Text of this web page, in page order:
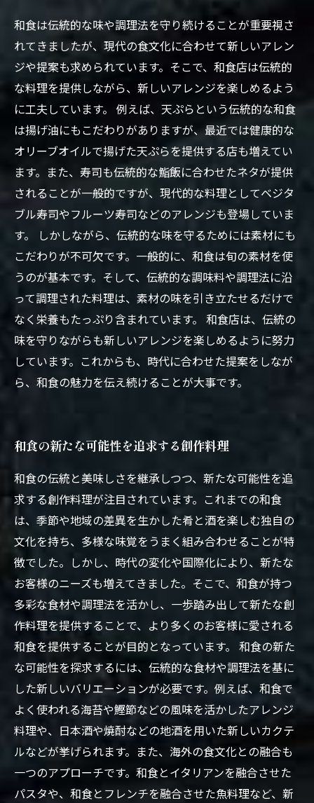
取り入れた創作料理
和食は伝統的な味や調理法を守り続けることが重要視さ
れてきましたが、現代の食文化に合わせて新しいアレン
ジや提案も求められています。そこで、和食店は伝統的
な料理を提供しながら、新しいアレンジを楽しめるよう
に工夫しています。 例えば、天ぷらという伝統的な和食
は揚げ油にもこだわりがありますが、最近では健康的な
オリーブオイルで揚げた天ぷらを提供する店も増えてい
ます。また、寿司も伝統的な鮨飯に合わせたネタが提供
されることが一般的ですが、現代的な料理としてベジタ
ブル寿司やフルーツ寿司などのアレンジも登場していま
す。 しかしながら、伝統的な味を守るためには素材にも
こだわりが不可欠です。一般的に、和食は旬の素材を使
うのが基本です。そして、伝統的な調味料や調理法に沿
って調理された料理は、素材の味を引き立たせるだけで
なく栄養もたっぷり含まれています。 和食店は、伝統の
味を守りながらも新しいアレンジを楽しめるように努力
しています。これからも、時代に合わせた提案をしなが
ら、和食の魅力を伝え続けることが大事です。
和食の新たな可能性を追求する創作料理
和食の伝統と美味しさを継承しつつ、新たな可能性を追
求する創作料理が注目されています。これまでの和食
は、季節や地域の差異を生かした肴と酒を楽しむ独自の
文化を持ち、多様な味覚をうまく組み合わせることが特
徴でした。しかし、時代の変化や国際化により、新たな
お客様のニーズも増えてきました。そこで、和食が持つ
多彩な食材や調理法を活かし、一歩踏み出して新たな創
作料理を提供することで、より多くのお客様に愛される
和食を提供することが目的となっています。 和食の新た
な可能性を探求するには、伝統的な食材や調理法を基に
した新しいバリエーションが必要です。例えば、和食で
よく使われる海苔や鰹節などの風味を活かしたアレンジ
料理や、日本酒や焼酎などの地酒を用いた新しいカクテ
ルなどが挙げられます。また、海外の食文化との融合も
一つのアプローチです。和食とイタリアンを融合させた
パスタや、和食とフレンチを融合させた魚料理など、新